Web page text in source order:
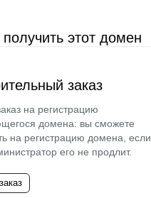
получить этот домен
заказ
на регистрацию
домена: вы сможете
на регистрацию домена, если
его не продлит.